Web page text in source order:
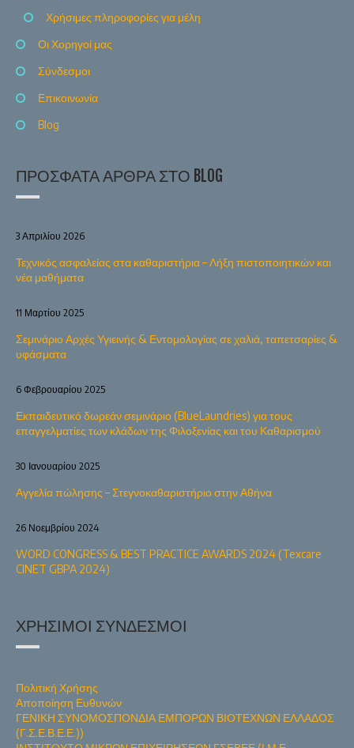
Χρήσιμες πληροφορίες για μέλη
Οι Χορηγοί μας
Σύνδεσμοι
Επικοινωνία
Blog
ΠΡΌΣΦΑΤΑ ΆΡΘΡΑ ΣΤΟ BLOG
Τεχνικός ασφαλείας στα καθαριστήρια – Λήξη πιστοποιητικών και
νέα μαθήματα
3 Απριλίου 2026
Σεμινάριο Αρχές Υγιεινής & Εντομολογίας σε χαλιά, ταπετσαρίες &
υφάσματα
11 Μαρτίου 2025
Εκπαιδευτικό δωρεάν σεμινάριο (BlueLaundries) για τους
επαγγελματίες των κλάδων της Φιλοξενίας και του Καθαρισμού
6 Φεβρουαρίου 2025
Αγγελία πώλησης – Στεγνοκαθαριστήριο στην Αθήνα
30 Ιανουαρίου 2025
WORD CONGRESS & BEST PRACTICE AWARDS 2024 (Texcare
CINET GBPA 2024)
26 Νοεμβρίου 2024
ΧΡΉΣΙΜΟΙ ΣΎΝΔΕΣΜΟΙ
Πολιτική Χρήσης
Αποποίηση Ευθυνών
ΓΕΝΙΚΗ ΣΥΝΟΜΟΣΠΟΝΔΙΑ ΕΜΠΟΡΩΝ ΒΙΟΤΕΧΝΩΝ ΕΛΛΑΔΟΣ
(Γ.Σ.Ε.Β.Ε.Ε.))